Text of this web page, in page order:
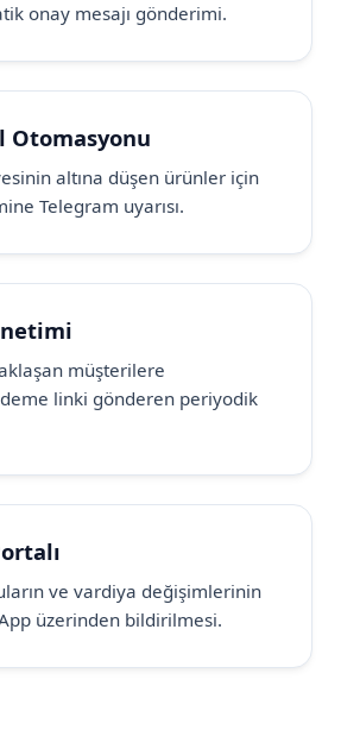
onay mesajı gönderimi.
Otomasyonu
altına düşen ürünler için
Telegram uyarısı.
müşterilere
linki gönderen periyodik
ve vardiya değişimlerinin
üzerinden bildirilmesi.